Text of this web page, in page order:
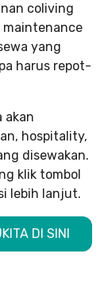
coliving
maintenance
yang
harus repot-
akan
hospitality,
disewakan.
klik tombol
lebih lanjut.
DI SINI